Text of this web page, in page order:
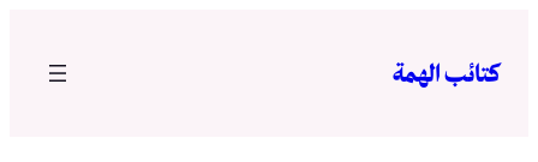
المحتوى
كتائب الهمة